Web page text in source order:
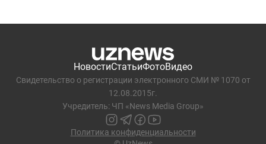
НовостиСтатьиФотоВидео
Свидетельство о регистрации электронного СМИ № 1070 от
12.08.2015г.
Учредитель: ЧП «News Media Group»
Политика конфиденциальности